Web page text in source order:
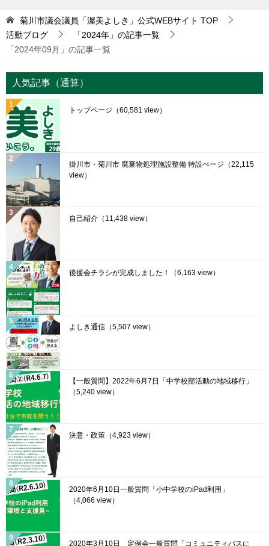
菊川市議会議員「渥美よしき」公式WEBサイト TOP
活動ブログ
「2024年」の記事一覧
「2024年09月」の記事一覧
人気記事（通算）
トップページ （60,581 view）
掛川市・菊川市 廃棄物処理施設整備 特設ぺージ （22,115
view）
自己紹介 （11,438 view）
後援会チラシが完成しました！ （6,163 view）
よしき通信 （5,507 view）
【一般質問】2022年6月7日「中学校部活動の地域移行」
（5,240 view）
決意・政策 （4,923 view）
2020年6月10日一般質問「小中学校のiPad利用」
（4,066 view）
2020年3月10日 定例会一般質問「コミュニティバスに